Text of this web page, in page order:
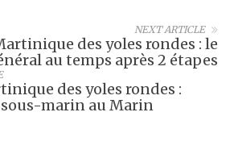
NEXT ARTICLE
des yoles rondes : le
au temps après 2 étapes
des yoles rondes :
marin au Marin